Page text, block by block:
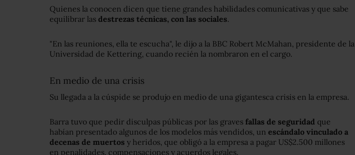
Quienes la conocen dicen que tiene grandes habilidades comunicativas y que sabe
equilibrar las destrezas técnicas, con las sociales.
"En las reuniones, ella te escucha", le dijo a la BBC Robert McMahan, presidente de la
Universidad de Kettering, cuando recién la nombraron en el cargo.
En medio de una crisis
Su llegada a la cúspide se produjo en medio de una gigantesca crisis en la empresa.
Barra tuvo que pedir disculpas públicas por las graves fallas de seguridad que
habían presentado algunos de los modelos más vendidos, un escándalo vinculado a
decenas de muertos y heridos, que obligó a la empresa a pagar US$2.500 millones
en penalidades, compensaciones y acuerdos legales.